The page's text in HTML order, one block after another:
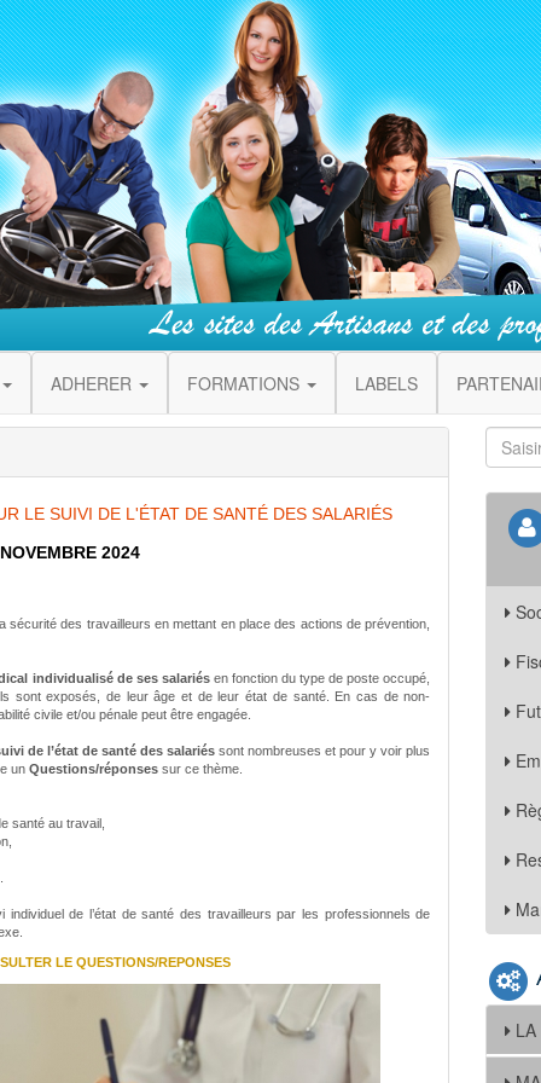
ADHERER FORMATIONS LABELS
LE SUIVI DE L'ÉTAT DE SANTÉ DES SALARIÉS
2024
sécurité des travailleurs en mettant en place des actions de prévention,
individualisé de ses salariés en fonction du type de poste occupé,
sont exposés, de leur âge et de leur état de santé. En cas de non-
civile et/ou pénale peut être engagée.
de l’état de santé des salariés sont nombreuses et pour y voir plus
un Questions/réponses sur ce thème.
santé au travail,
de l’état de santé des travailleurs par les professionnels de
LE QUESTIONS/REPONSES